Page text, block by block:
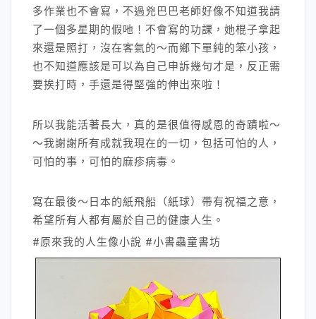
多作業也不會寫，不過兇巴巴老師好像不知道我請
了一個多星期的假吔！不會寫的功課，她棍子拿起
來還是照打，沒在客氣的～而鄉下單純的笨小孩，
也不知道應該是可以為自己申訴幾句才是，反正需
要挨打時，手還是得堅強的伸出來啦！
所以我能活著長大，真的是很值得感恩的奇蹟啦～
～我謝謝所有成就我現在的一切，包括可怕的人，
可怕的事，可怕的麻疹病毒。
寫在最後～日本的紙飛船（紙球）帶有祝福之意，
希望所有人都有屬於自己的健康人生。
#原來我的人生像小說 #小書蟲童書坊